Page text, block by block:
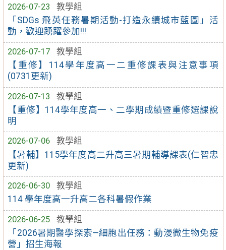
2026-07-23
教學組
「SDGs 飛英任務暑期活動-打造永續城市藍圖」活
動，歡迎踴躍參加!!!
2026-07-17
教學組
【重修】114學年度高一二重修課表與注意事項
(0731更新)
2026-07-13
教學組
【重修】114學年度高一、二學期成績暨重修選課說
明
2026-07-06
教學組
【暑輔】115學年度高二升高三暑期輔導課表(仁智忠
更新)
2026-06-30
教學組
114 學年度高一升高二各科暑假作業
2026-06-25
教學組
「2026暑期醫學探索—細胞出任務：動漫微生物免疫
營」招生海報